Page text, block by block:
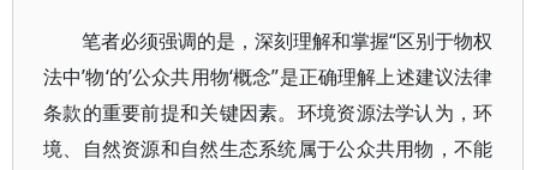
笔者必须强调的是，深刻理解和掌握“区别于物权
法中’物‘的’公众共用物‘概念”是正确理解上述建议法律
条款的重要前提和关键因素。环境资源法学认为，环
境、自然资源和自然生态系统属于公众共用物，不能